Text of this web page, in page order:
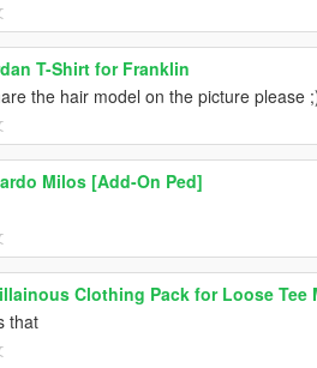
T-Shirt for Franklin
the hair model on the picture please
Milos [Add-On Ped]
Clothing Pack for Loose Tee
that